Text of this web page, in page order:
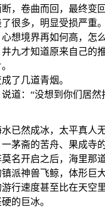
，卷曲而回，最终变
很多，明显受损严重。
想境界再如何高，怎
九才知道原来自己的
了几道青烟。
道：“没想到你们居然
已然成冰，太平真人
茅斋的苦舟、果成寺
名开启之后，海里那
派神兽飞鲸，体形巨
行速度甚至比在天空
的巨冰。